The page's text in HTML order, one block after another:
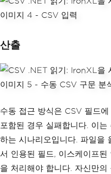
산출
수동 접근 방식은 CSV 필드
포함된 경우 실패합니다. 이
하는 시나리오입니다. 파일을
서 인용된 필드, 이스케이프된
을 처리해야 합니다. 자신만